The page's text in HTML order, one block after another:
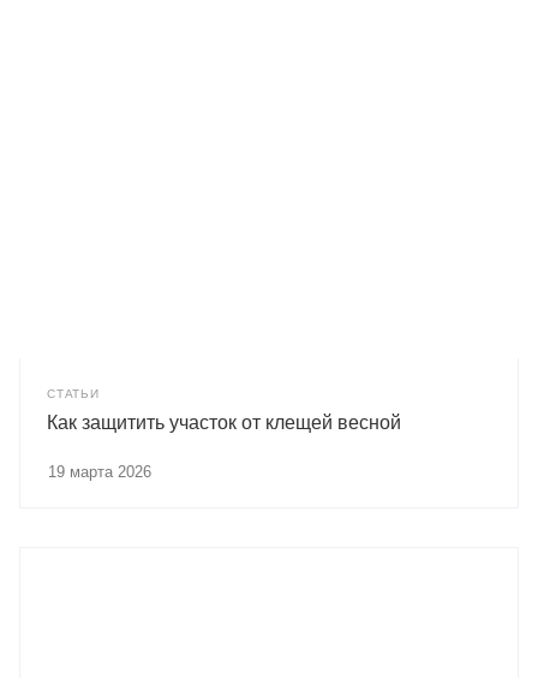
СТАТЬИ
Как защитить участок от клещей весной
19 марта 2026